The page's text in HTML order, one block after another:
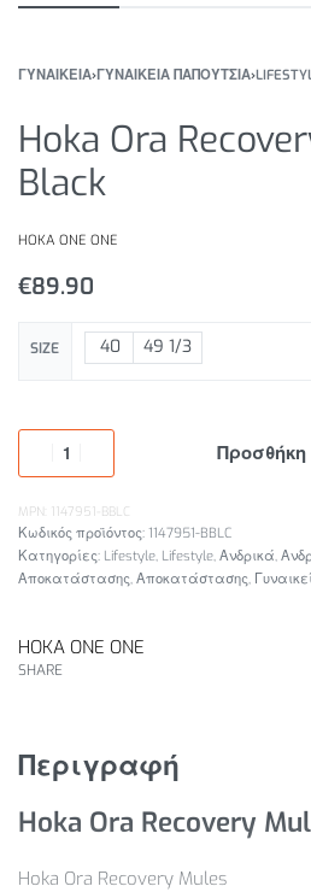
ΓΥΝΑΙΚΕΙΑ›ΓΥΝΑΙΚΕΙΑ ΠΑΠΟΥΤΣΙΑ›
Hoka Ora
Black
HOKA ONE ONE
€89.90
SIZE 40 49 1/3
MPN: 1147951-BBLC
1147951-BBLC
Κατηγορίες: Lifestyle, Lifestyle, Ανδρικά,
Αποκατάστασης, Αποκατάστασης,
HOKA ONE ONE
SHARE
Περιγραφή
Hoka Ora Recovery
Hoka Ora Recovery Mules